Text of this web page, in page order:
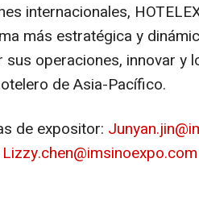
internacionales,
más estratégica y
sus operaciones, innovar y
de Asia-Pacífico.
de expositor:
Lizzy.chen@imsinoexpo.com